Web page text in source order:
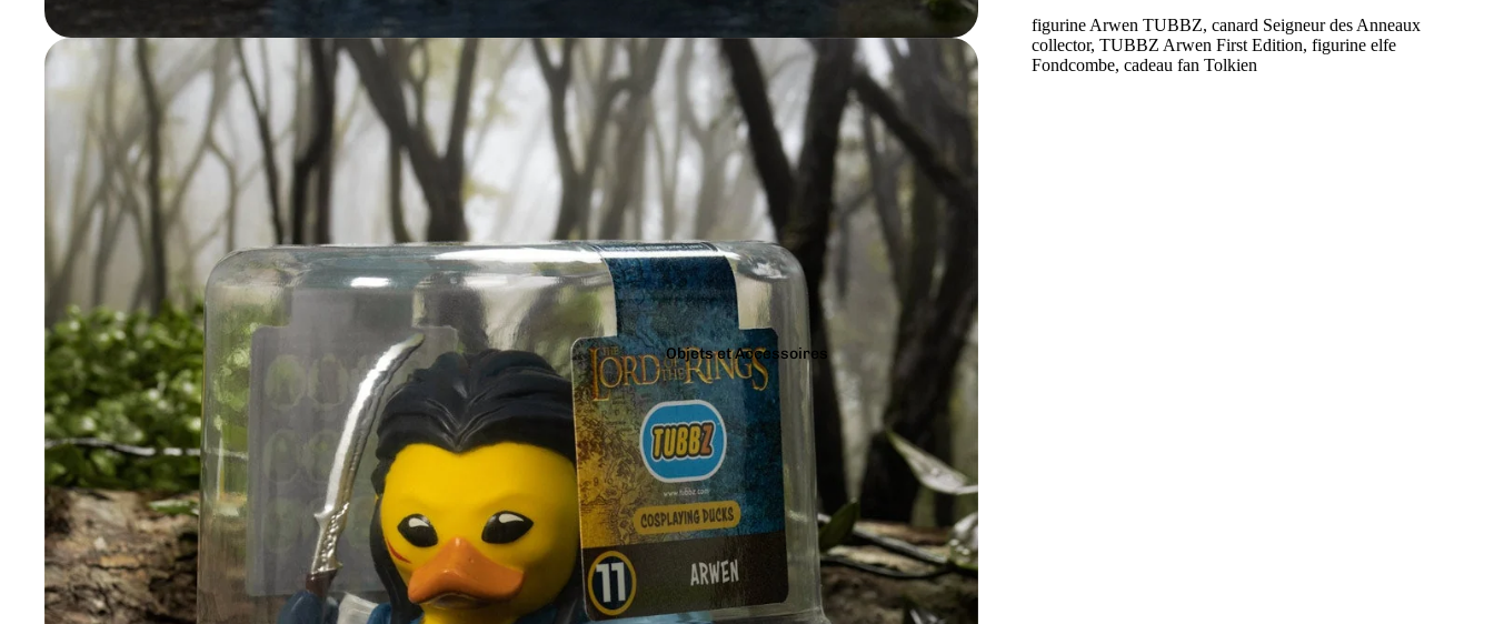
Objets et Accessoires
figurine Arwen TUBBZ, canard Seigneur des Anneaux
collector, TUBBZ Arwen First Edition, figurine elfe
Fondcombe, cadeau fan Tolkien